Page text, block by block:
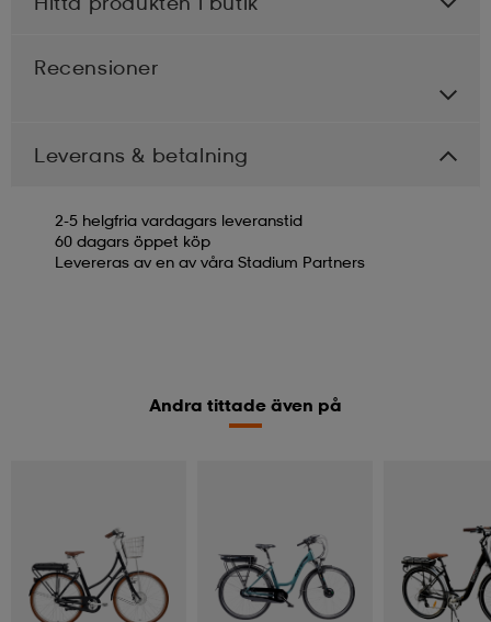
Recensioner
Leverans & betalning
2-5 helgfria vardagars leveranstid
60 dagars öppet köp
Levereras av en av våra Stadium Partners
Andra tittade även på